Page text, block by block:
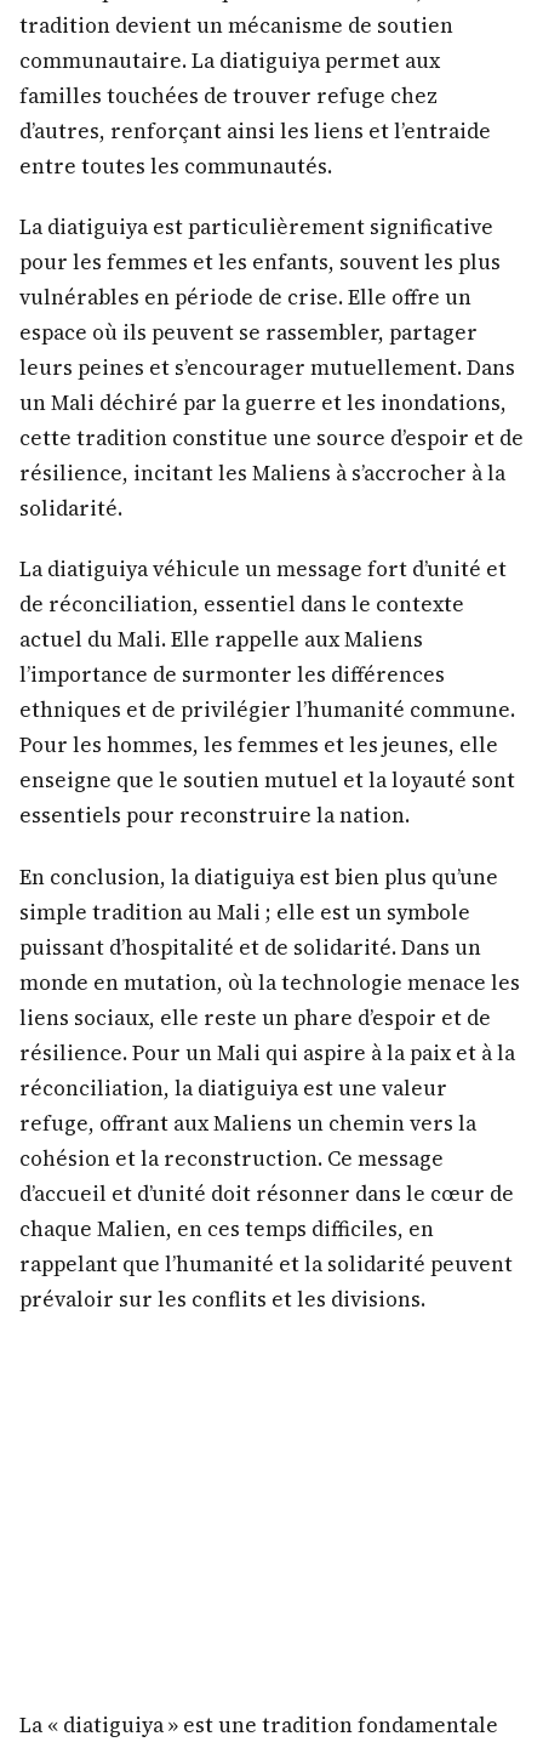
tradition devient un mécanisme de soutien
communautaire. La diatiguiya permet aux
familles touchées de trouver refuge chez
d’autres, renforçant ainsi les liens et l’entraide
entre toutes les communautés.
La diatiguiya est particulièrement significative
pour les femmes et les enfants, souvent les plus
vulnérables en période de crise. Elle offre un
espace où ils peuvent se rassembler, partager
leurs peines et s’encourager mutuellement. Dans
un Mali déchiré par la guerre et les inondations,
cette tradition constitue une source d’espoir et de
résilience, incitant les Maliens à s’accrocher à la
solidarité.
La diatiguiya véhicule un message fort d’unité et
de réconciliation, essentiel dans le contexte
actuel du Mali. Elle rappelle aux Maliens
l’importance de surmonter les différences
ethniques et de privilégier l’humanité commune.
Pour les hommes, les femmes et les jeunes, elle
enseigne que le soutien mutuel et la loyauté sont
essentiels pour reconstruire la nation.
En conclusion, la diatiguiya est bien plus qu’une
simple tradition au Mali ; elle est un symbole
puissant d’hospitalité et de solidarité. Dans un
monde en mutation, où la technologie menace les
liens sociaux, elle reste un phare d’espoir et de
résilience. Pour un Mali qui aspire à la paix et à la
réconciliation, la diatiguiya est une valeur
refuge, offrant aux Maliens un chemin vers la
cohésion et la reconstruction. Ce message
d’accueil et d’unité doit résonner dans le cœur de
chaque Malien, en ces temps difficiles, en
rappelant que l’humanité et la solidarité peuvent
prévaloir sur les conflits et les divisions.
La « diatiguiya » est une tradition fondamentale